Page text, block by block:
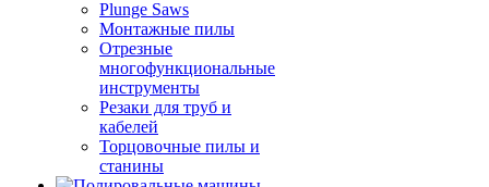
Plunge Saws
Монтажные пилы
Отрезные
многофункциональные
инструменты
Резаки для труб и
кабелей
Торцовочные пилы и
станины